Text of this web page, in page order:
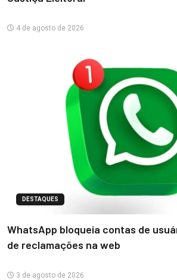
4 de agosto de 2026
DESTAQUES
WhatsApp bloqueia contas de
de reclamações na web
3 de agosto de 2026